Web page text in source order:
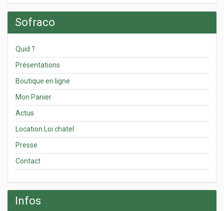
Sofraco
Quid ?
Présentations
Boutique en ligne
Mon Panier
Actus
Location Loi chatel
Presse
Contact
Infos